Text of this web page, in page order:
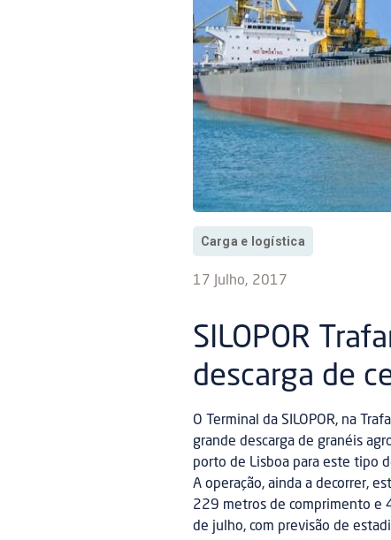
Carga e logística
17 Julho, 2017
SILOPOR
descarga de
O Terminal da SILOPOR, na
grande descarga de granéis
porto de Lisboa para este tipo
A operação, ainda a decorrer,
229 metros de comprimento e
de julho, com previsão de